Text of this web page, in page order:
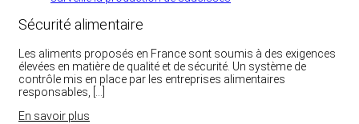
Sécurité alimentaire
Les aliments proposés en France sont soumis à des exigences
élevées en matière de qualité et de sécurité. Un système de
contrôle mis en place par les entreprises alimentaires
responsables, […]
En savoir plus